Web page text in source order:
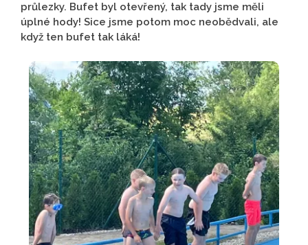
průlezky. Bufet byl otevřený, tak tady jsme měli
úplné hody! Sice jsme potom moc neobědvali, ale
když ten bufet tak láká!